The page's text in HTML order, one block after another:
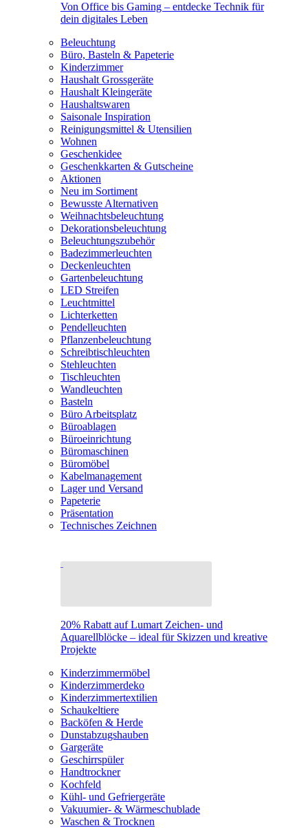
Von Office bis Gaming – entdecke Technik für
dein digitales Leben
Beleuchtung
Büro, Basteln & Papeterie
Kinderzimmer
Haushalt Grossgeräte
Haushalt Kleingeräte
Haushaltswaren
Saisonale Inspiration
Reinigungsmittel & Utensilien
Wohnen
Geschenkidee
Geschenkkarten & Gutscheine
Aktionen
Neu im Sortiment
Bewusste Alternativen
Weihnachtsbeleuchtung
Dekorationsbeleuchtung
Beleuchtungszubehör
Badezimmerleuchten
Deckenleuchten
Gartenbeleuchtung
LED Streifen
Leuchtmittel
Lichterketten
Pendelleuchten
Pflanzenbeleuchtung
Schreibtischleuchten
Stehleuchten
Tischleuchten
Wandleuchten
Basteln
Büro Arbeitsplatz
Büroablagen
Büroeinrichtung
Büromaschinen
Büromöbel
Kabelmanagement
Lager und Versand
Papeterie
Präsentation
Technisches Zeichnen
20% Rabatt auf Lumart Zeichen- und
Aquarellblöcke – ideal für Skizzen und kreative
Projekte
Kinderzimmermöbel
Kinderzimmerdeko
Kinderzimmertextilien
Schaukeltiere
Backöfen & Herde
Dunstabzugshauben
Gargeräte
Geschirrspüler
Handtrockner
Kochfeld
Kühl- und Gefriergeräte
Vakuumier- & Wärmeschublade
Waschen & Trocknen